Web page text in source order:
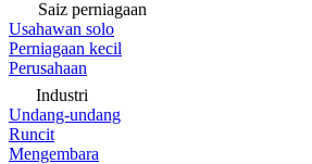
Saiz perniagaan
Usahawan solo
Perniagaan kecil
Perusahaan
Industri
Undang-undang
Runcit
Mengembara